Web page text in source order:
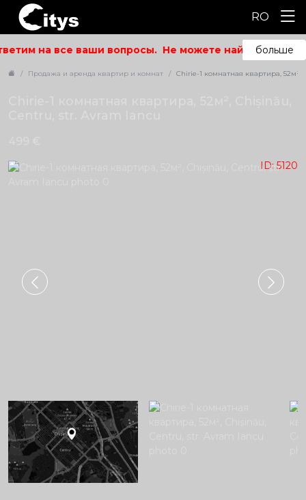
RO
на все ваши вопросы. Не можете найти то, что
больше
Продажа и аренда квартир и комнат Chirie-1 комнатная квартира,
ID: 5120